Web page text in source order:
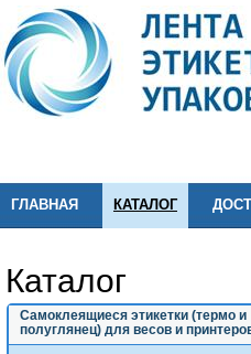
ГЛАВНАЯ КАТАЛОГ
Каталог
Самоклеящиеся этикетки (термо и
полуглянец) для весов и